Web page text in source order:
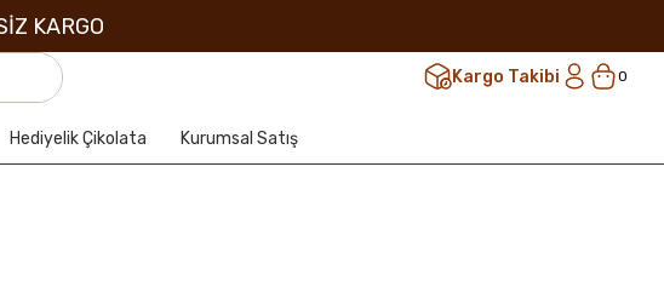
KARGO
Kargo Takibi 0
Hediyelik Çikolata Kurumsal Satış